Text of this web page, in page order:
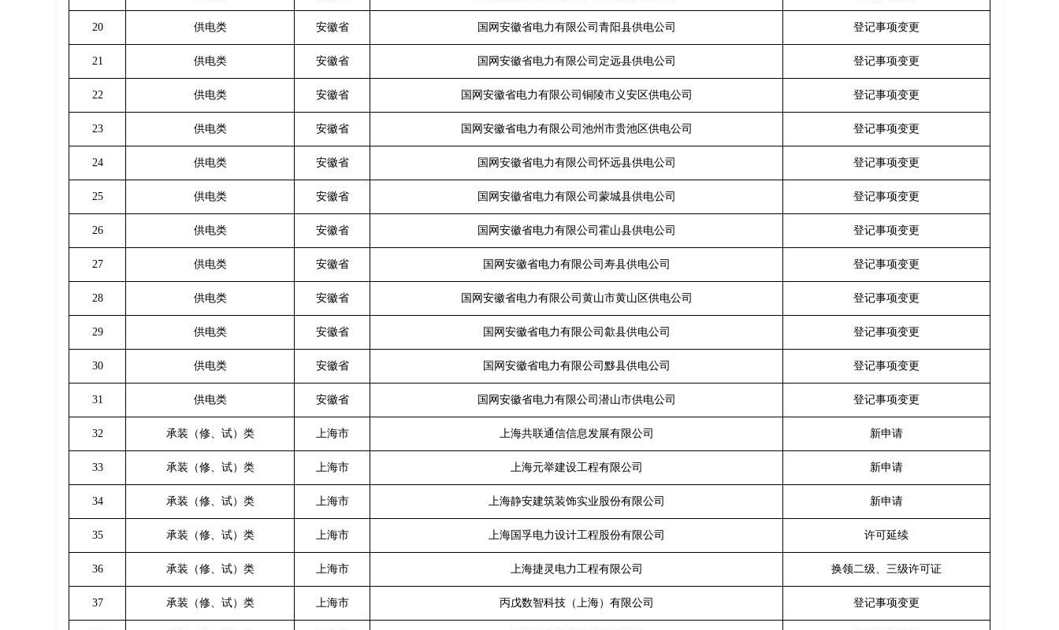
20 供电类 安徽省 国网安徽省电力有限公司青阳县供电公司 登记事项变更
21 供电类 安徽省 国网安徽省电力有限公司定远县供电公司 登记事项变更
22 供电类 安徽省 国网安徽省电力有限公司铜陵市义安区供电公司 登记事项变更
23 供电类 安徽省 国网安徽省电力有限公司池州市贵池区供电公司 登记事项变更
24 供电类 安徽省 国网安徽省电力有限公司怀远县供电公司 登记事项变更
25 供电类 安徽省 国网安徽省电力有限公司蒙城县供电公司 登记事项变更
26 供电类 安徽省 国网安徽省电力有限公司霍山县供电公司 登记事项变更
27 供电类 安徽省 国网安徽省电力有限公司寿县供电公司 登记事项变更
28 供电类 安徽省 国网安徽省电力有限公司黄山市黄山区供电公司 登记事项变更
29 供电类 安徽省 国网安徽省电力有限公司歙县供电公司 登记事项变更
30 供电类 安徽省 国网安徽省电力有限公司黟县供电公司 登记事项变更
31 供电类 安徽省 国网安徽省电力有限公司潜山市供电公司 登记事项变更
32 承装（修、试）类 上海市 上海共联通信信息发展有限公司 新申请
33 承装（修、试）类 上海市 上海元举建设工程有限公司 新申请
34 承装（修、试）类 上海市 上海静安建筑装饰实业股份有限公司 新申请
35 承装（修、试）类 上海市 上海国孚电力设计工程股份有限公司 许可延续
36 承装（修、试）类 上海市 上海捷灵电力工程有限公司 换领二级、三级许可证
37 承装（修、试）类 上海市 丙戊数智科技（上海）有限公司 登记事项变更